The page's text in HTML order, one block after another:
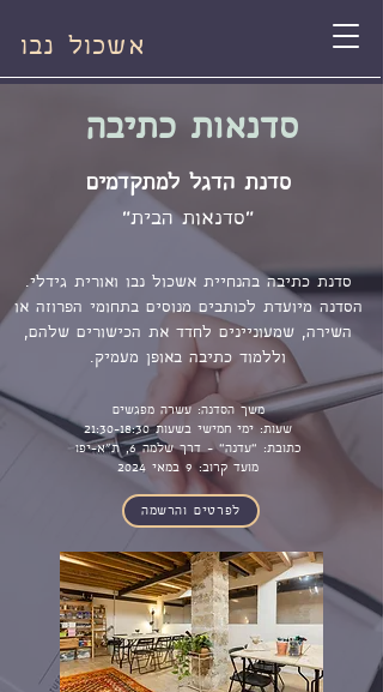
אשכול נבו
סדנאות כתיבה
סדנת הדגל למתקדמים
"סדנאות הבית"
סדנת כתיבה בהנחיית אשכול נבו ואורית גידלי.
הסדנה מיועדת לכותבים מנוסים בתחומי הפרוזה או
השירה, שמעוניינים לחדד את הכישורים שלהם,
וללמוד כתיבה באופן מעמיק.
משך הסדנה: עשרה מפגשים
שעות: ימי חמישי בשעות 21:30-18:30
כתובת: "עדנה" - דרך שלמה 6, ת״א-יפו
מועד קרוב: 9 במאי 2024
לפרטים והרשמה